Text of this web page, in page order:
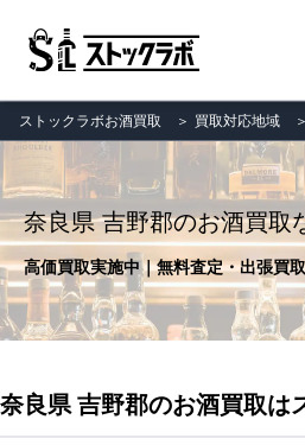
ストックラボお酒買取 ＞ 買取対応地域 ＞
奈良県 吉野郡のお酒買取
高価買取実施中｜無料査定・出張買
奈良県 吉野郡のお酒買取は